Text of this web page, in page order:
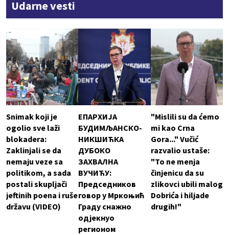
Udarne vesti
Snimak koji je
ogolio sve laži
blokadera:
Zaklinjali se da
nemaju veze sa
politikom, a sada
postali skupljači
jeftinih poena i ruše
državu (VIDEO)
ЕПАРХИЈА
БУДИМЉАНСКО-
НИКШИЋКА
ДУБОКО
ЗАХВАЛНА
ВУЧИЋУ:
Председников
говор у Мркоњић
Граду снажно
одјекнуо
регионом
"Mislili su da ćemo
mi kao Crna
Gora..." Vučić
razvalio ustaše:
"To ne menja
činjenicu da su
zlikovci ubili malog
Dobrića i hiljade
drugih!"